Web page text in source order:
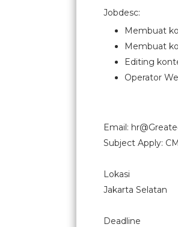
Jobdesc:
Membuat
Membuat
Editing
Operator
Email:
Subject Apply:
Lokasi
Jakarta Selatan
Deadline